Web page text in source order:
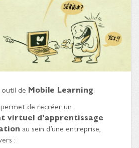
de Mobile Learning.
de recréer un
virtuel d’apprentissage
au sein d’une entreprise,
: